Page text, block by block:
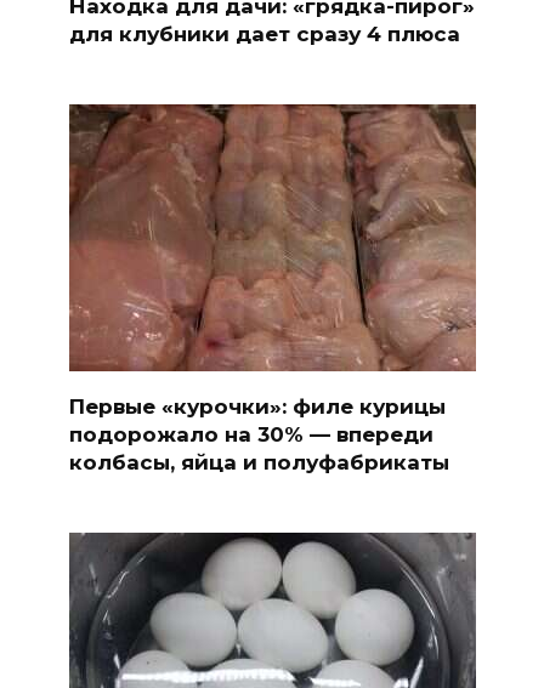
Находка для дачи: «грядка-пирог»
для клубники дает сразу 4 плюса
Первые «курочки»: филе курицы
подорожало на 30% — впереди
колбасы, яйца и полуфабрикаты